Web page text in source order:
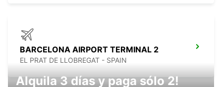
BARCELONA AIRPORT TERMINAL 2
EL PRAT DE LLOBREGAT - SPAIN
Alquila 3 días y paga sólo 2!